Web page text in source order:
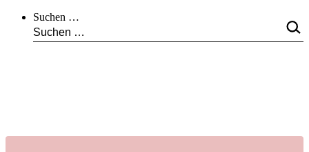
Suchen …